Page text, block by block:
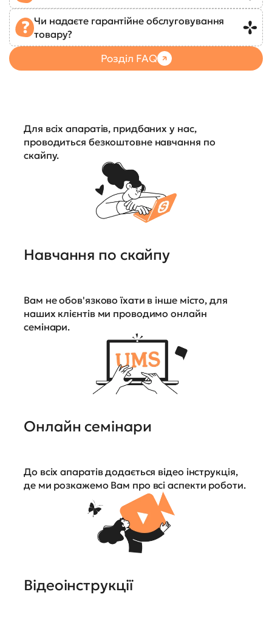
Чи надаєте гарантійне обслуговування
товару?
Розділ FAQ
Для всіх апаратів, придбаних у нас,
проводиться безкоштовне навчання по
скайпу.
Навчання по скайпу
Вам не обов'язково їхати в інше місто, для
наших клієнтів ми проводимо онлайн
семінари.
Онлайн семінари
До всіх апаратів додається відео інструкція,
де ми розкажемо Вам про всі аспекти роботи.
Відеоінструкції